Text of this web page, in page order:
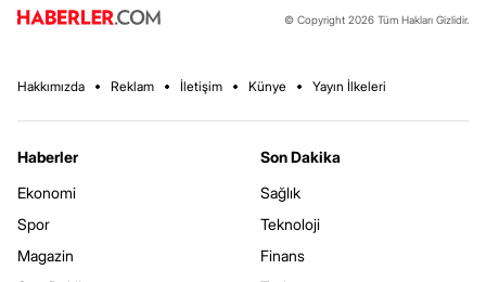
© Copyright 2026 Tüm Hakları Gizlidir.
Hakkımızda Reklam İletişim Künye Yayın İlkeleri
Haberler
Ekonomi
Spor
Magazin
Son Dakika
Sağlık
Teknoloji
Finans